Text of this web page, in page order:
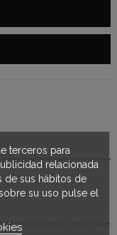
acabados, tanto mate
terceros para
relacionada
de sus hábitos de
su uso pulse el